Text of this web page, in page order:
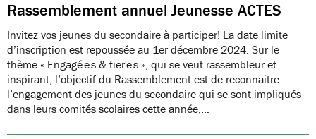
Rassemblement annuel Jeunesse ACTES
Invitez vos jeunes du secondaire à participer! La date limite
d’inscription est repoussée au 1er décembre 2024. Sur le
thème « Engagé·e·s & fier·e·s », qui se veut rassembleur et
inspirant, l’objectif du Rassemblement est de reconnaitre
l’engagement des jeunes du secondaire qui se sont impliqués
dans leurs comités scolaires cette année,…